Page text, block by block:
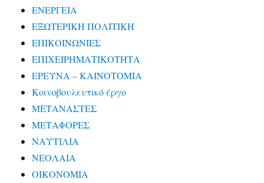
ΕΝΕΡΓΕΙΑ
ΕΞΩΤΕΡΙΚΗ ΠΟΛΙΤΙΚΗ
ΕΠΙΚΟΙΝΩΝΙΕΣ
ΕΠΙΧΕΙΡΗΜΑΤΙΚΟΤΗΤΑ
ΕΡΕΥΝΑ – ΚΑΙΝΟΤΟΜΙΑ
Κοινοβουλευτικό έργο
ΜΕΤΑΝΑΣΤΕΣ
ΜΕΤΑΦΟΡΕΣ
ΝΑΥΤΙΛΙΑ
ΝΕΟΛΑΙΑ
ΟΙΚΟΝΟΜΙΑ